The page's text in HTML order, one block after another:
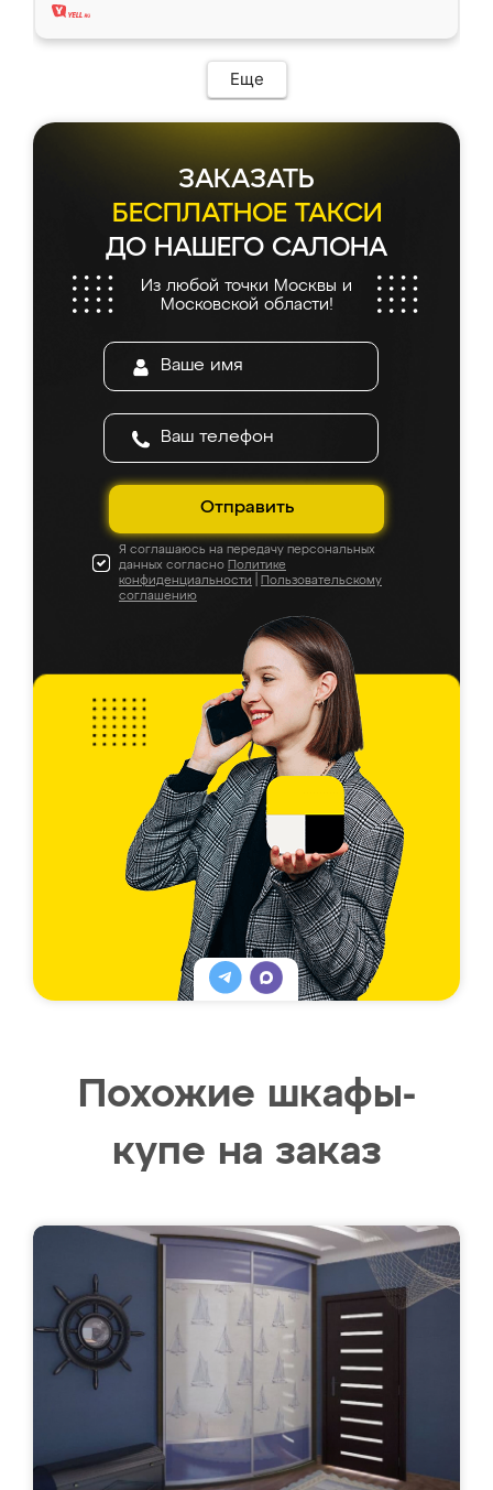
Еще
ЗАКАЗАТЬ
БЕСПЛАТНОЕ ТАКСИ
ДО НАШЕГО САЛОНА
Из любой точки Москвы и
Московской области!
Отправить
Я соглашаюсь на передачу персональных
данных согласно Политике
конфиденциальности
Пользовательскому
соглашению
Похожие шкафы-
купе на заказ